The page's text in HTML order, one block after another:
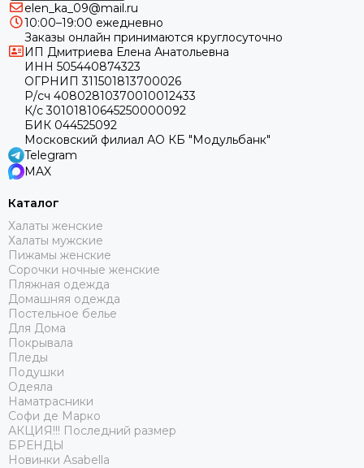
elen_ka_09@mail.ru
10:00–19:00 ежедневно
Заказы онлайн принимаются круглосуточно
ИП Дмитриева Елена Анатольевна
ИНН 505440874323
ОГРНИП 311501813700026
Р/сч 40802810370010012433
К/с 30101810645250000092
БИК 044525092
Московский филиал АО КБ "Модульбанк"
Telegram
MAX
Каталог
Халаты женские
Халаты мужские
Пижамы женские
Сорочки ночные женские
Пляжная одежда
Домашняя одежда
Постельное белье
Для Дома
Покрывала
Пледы
Подушки
Одеяла
Наматрасники
Софи де Марко
АКЦИЯ!!! Последний размер
БРЕНДЫ
Новинки Asabella